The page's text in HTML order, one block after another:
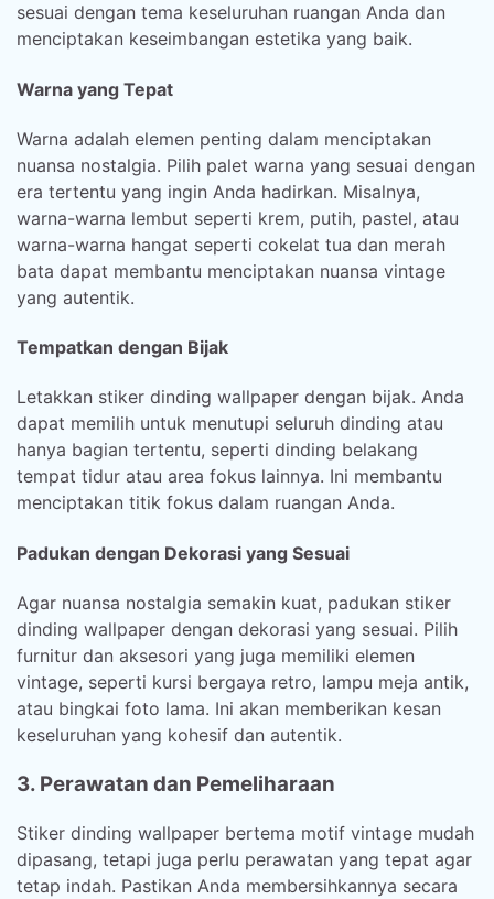
sesuai dengan tema keseluruhan ruangan Anda dan
menciptakan keseimbangan estetika yang baik.
Warna yang Tepat
Warna adalah elemen penting dalam menciptakan
nuansa nostalgia. Pilih palet warna yang sesuai dengan
era tertentu yang ingin Anda hadirkan. Misalnya,
warna-warna lembut seperti krem, putih, pastel, atau
warna-warna hangat seperti cokelat tua dan merah
bata dapat membantu menciptakan nuansa vintage
yang autentik.
Tempatkan dengan Bijak
Letakkan stiker dinding wallpaper dengan bijak. Anda
dapat memilih untuk menutupi seluruh dinding atau
hanya bagian tertentu, seperti dinding belakang
tempat tidur atau area fokus lainnya. Ini membantu
menciptakan titik fokus dalam ruangan Anda.
Padukan dengan Dekorasi yang Sesuai
Agar nuansa nostalgia semakin kuat, padukan stiker
dinding wallpaper dengan dekorasi yang sesuai. Pilih
furnitur dan aksesori yang juga memiliki elemen
vintage, seperti kursi bergaya retro, lampu meja antik,
atau bingkai foto lama. Ini akan memberikan kesan
keseluruhan yang kohesif dan autentik.
3. Perawatan dan Pemeliharaan
Stiker dinding wallpaper bertema motif vintage mudah
dipasang, tetapi juga perlu perawatan yang tepat agar
tetap indah. Pastikan Anda membersihkannya secara